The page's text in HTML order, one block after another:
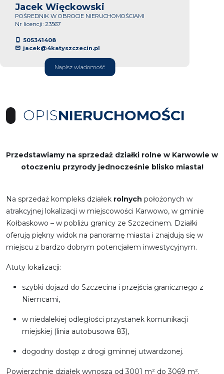
Jacek Więckowski
POŚREDNIK W OBROCIE NIERUCHOMOŚCIAMI
Nr licencji: 23567
505341408
jacek@4katyszczecin.pl
Napisz wiadomość
OPISNIERUCHOMOŚCI
Przedstawiamy na sprzedaż działki rolne w Karwowie w
otoczeniu przyrody jednocześnie blisko miasta!
Na sprzedaż kompleks działek rolnych położonych w
atrakcyjnej lokalizacji w miejscowości Karwowo, w gminie
Kołbaskowo – w pobliżu granicy ze Szczecinem. Działki
oferują piękny widok na panoramę miasta i znajdują się w
miejscu z bardzo dobrym potencjałem inwestycyjnym.
Atuty lokalizacji:
szybki dojazd do Szczecina i przejścia granicznego z
Niemcami,
w niedalekiej odległości przystanek komunikacji
miejskiej (linia autobusowa 83),
dogodny dostęp z drogi gminnej utwardzonej.
Powierzchnie działek wynoszą od 3001 m² do 3069 m².